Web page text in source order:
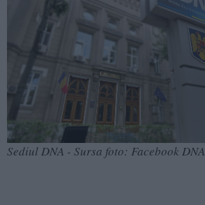
Sediul DNA - Sursa foto: Facebook DNA